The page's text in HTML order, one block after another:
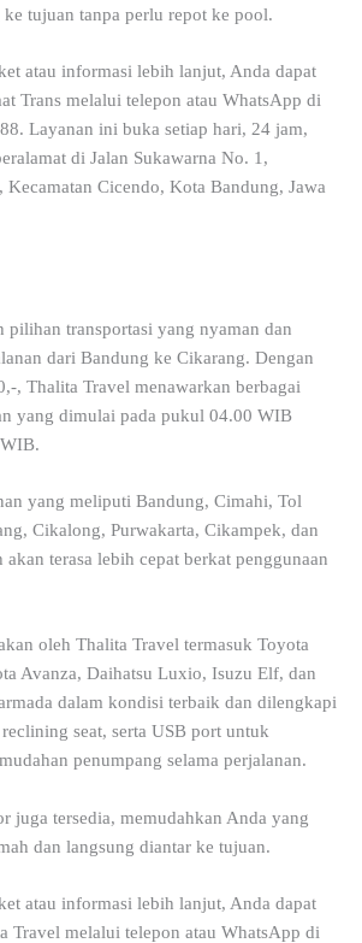
tujuan tanpa perlu repot ke pool.
atau informasi lebih lanjut, Anda dapat
Trans melalui telepon atau WhatsApp di
Layanan ini buka setiap hari, 24 jam,
di Jalan Sukawarna No. 1,
Kecamatan Cicendo, Kota Bandung, Jawa
pilihan transportasi yang nyaman dan
dari Bandung ke Cikarang. Dengan
, Thalita Travel menawarkan berbagai
yang dimulai pada pukul 04.00 WIB
yang meliputi Bandung, Cimahi, Tol
Cikalong, Purwakarta, Cikampek, dan
terasa lebih cepat berkat penggunaan
oleh Thalita Travel termasuk Toyota
Avanza, Daihatsu Luxio, Isuzu Elf, dan
dalam kondisi terbaik dan dilengkapi
seat, serta USB port untuk
penumpang selama perjalanan.
juga tersedia, memudahkan Anda yang
dan langsung diantar ke tujuan.
atau informasi lebih lanjut, Anda dapat
Travel melalui telepon atau WhatsApp di